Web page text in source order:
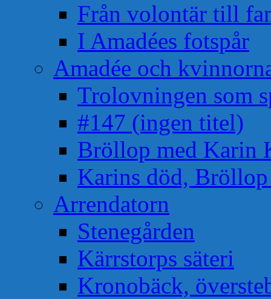
Från volontär till
I Amadées fotspår
Amadée och
Trolovningen som
#147 (ingen titel)
Bröllop med Karin
Karins död,
Arrendatorn
Stenegården
Kärrstorps säteri
Kronobäck,